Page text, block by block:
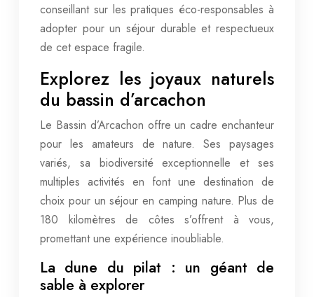
conseillant sur les pratiques éco-responsables à
adopter pour un séjour durable et respectueux
de cet espace fragile.
Explorez les joyaux naturels
du bassin d’arcachon
Le Bassin d’Arcachon offre un cadre enchanteur
pour les amateurs de nature. Ses paysages
variés, sa biodiversité exceptionnelle et ses
multiples activités en font une destination de
choix pour un séjour en camping nature. Plus de
180 kilomètres de côtes s’offrent à vous,
promettant une expérience inoubliable.
La dune du pilat : un géant de
sable à explorer